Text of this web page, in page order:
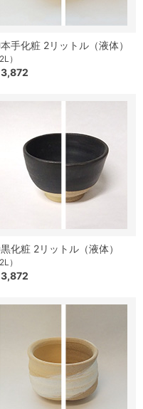
手化粧 2リットル（液体）
）
3,872
化粧 2リットル（液体）
）
3,872